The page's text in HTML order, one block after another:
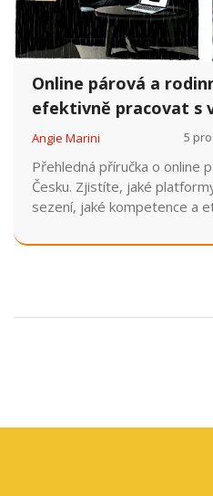
Online párová a
efektivně pracovat s
Angie Marini 5
Přehledná příručka o online
Česku. Zjistíte, jaké
sezení, jaké kompetence a